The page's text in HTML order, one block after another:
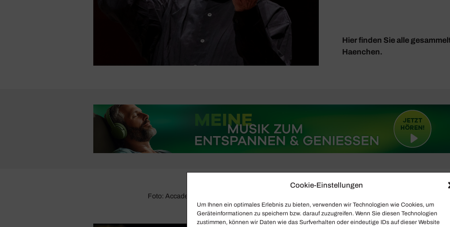
Cookie-Einstellungen
Um Ihnen ein optimales Erlebnis zu bieten, verwenden wir Technologien wie Cookies, um
Geräteinformationen zu speichern bzw. darauf zuzugreifen. Wenn Sie diesen Technologien
zustimmen, können wir Daten wie das Surfverhalten oder eindeutige IDs auf dieser Website
Hier finden Sie alle
Haenchen.
Foto: Accademia di Santa Cecilia / ph Musacchio, Ianniello & Pasqualini